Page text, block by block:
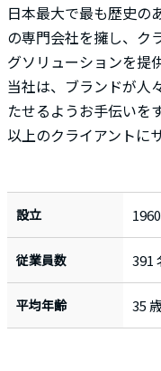
日本最大で最も歴史の
の専門会社を擁し、ク
グソリューションを提
当社は、ブランドが人
たせるようお手伝いを
以上のクライアントに
設立
従業員数 391
平均年齢 35